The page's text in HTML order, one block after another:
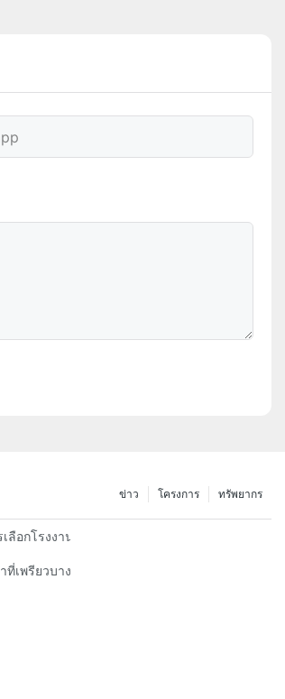
ทรัพยากร
โครงการ
ข่าว
ลือกโรงงานทันตกรรมที่ดีที่สุด
ที่เพรียวบางและทันสมัย: ตัวเปลี่ยนเกมสำหรับทันต